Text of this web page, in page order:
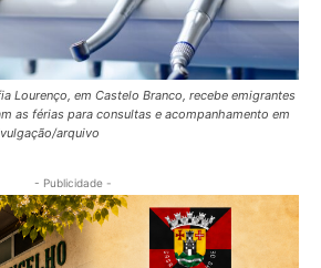
Lourenço, em Castelo Branco, recebe emigrantes
as férias para consultas e acompanhamento em
arquivo
- Publicidade -